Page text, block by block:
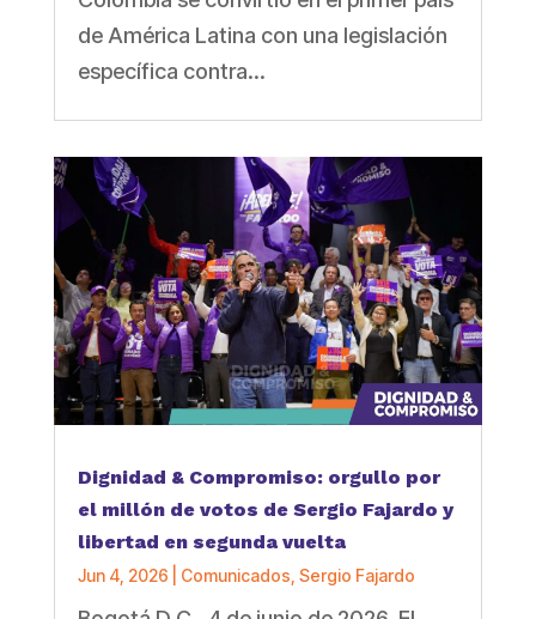
de América Latina con una legislación
específica contra...
Dignidad & Compromiso: orgullo por
el millón de votos de Sergio Fajardo y
libertad en segunda vuelta
Jun 4, 2026 Comunicados Sergio Fajardo